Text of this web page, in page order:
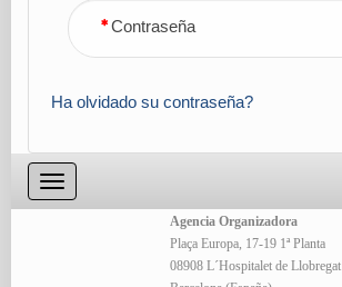
Contraseña
Ha olvidado su contraseña?
Toggle
navigation
Agencia Organizadora
Plaça Europa, 17-19 1ª Planta
08908 L´Hospitalet de Llobregat